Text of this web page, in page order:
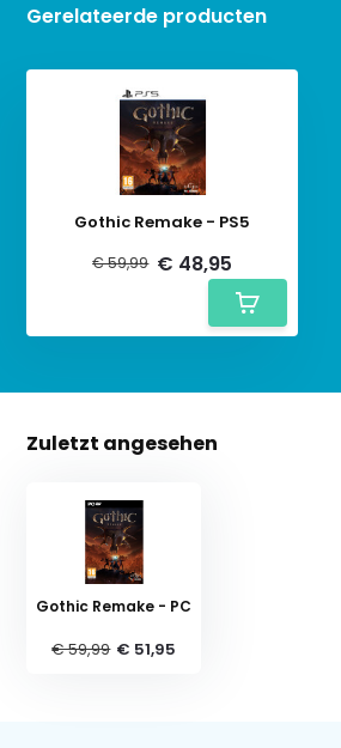
Gerelateerde producten
Gothic Remake - PS5
€ 59,99 € 48,95
Zuletzt angesehen
Gothic Remake - PC
€ 59,99 € 51,95